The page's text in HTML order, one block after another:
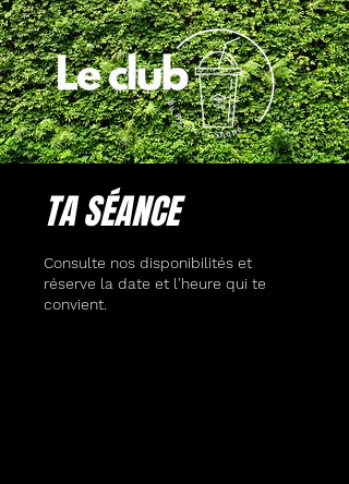
TA SÉANCE
Consulte nos disponibilités et
réserve la date et l'heure qui te
convient.